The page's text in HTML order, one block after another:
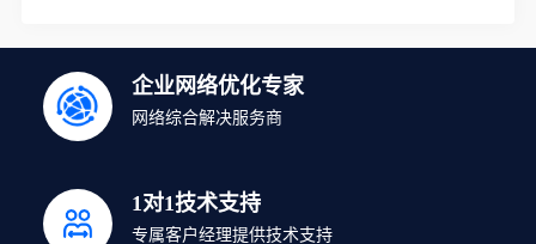
企业网络优化专家
网络综合解决服务商
1对1技术支持
专属客户经理提供技术支持